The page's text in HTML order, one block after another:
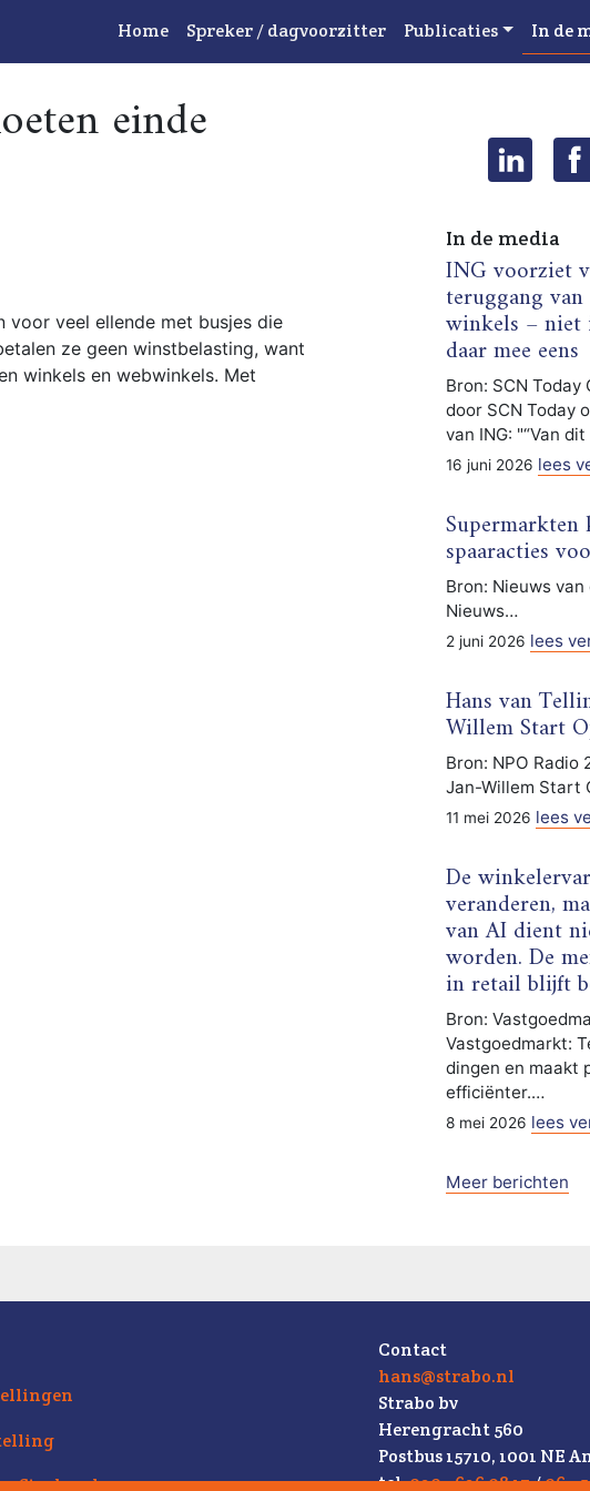
Home Spreker / dagvoorzitter Publicaties In de
einde
voor veel ellende met busjes die
ze geen winstbelasting, want
winkels en webwinkels. Met
In de media
ING voorziet
teruggang
winkels – niet
daar mee eens
Bron: SCN Today
door SCN Today
van ING: "“Van
16 juni 2026 lees
spaaracties
Bron: Nieuws van
Nieuws…
2 juni 2026 lees
Hans van
Willem Start
Bron: NPO Radio
Jan-Willem Start
11 mei 2026 lees
De
veranderen,
van AI dient
worden. De
in retail blijft
Bron:
Vastgoedmarkt:
dingen en maakt
efficiënter.…
8 mei 2026 lees
Meer berichten
Strabo.nl.
Contact
hans@strabo.nl
Strabo bv
Herengracht 560
Postbus 15710, 1001 NE
tel.020 - 626 08 17/06 -